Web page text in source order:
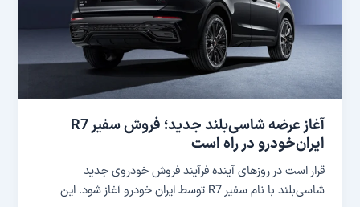
آغاز عرضه شاسی‌بلند جدید؛ فروش سفیر R7
ایران‌خودرو در راه است
قرار است در روزهای آینده فرآیند فروش خودروی جدید
شاسی‌بلند با نام سفیر R7 توسط ایران خودرو آغاز شود. این